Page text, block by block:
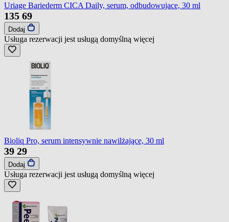
Uriage Bariederm CICA Daily, serum, odbudowujace, 30 ml
135 69
Dodaj
Usługa rezerwacji jest usługą domyślną więcej
Bioliq Pro, serum intensywnie nawilżające, 30 ml
39 29
Dodaj
Usługa rezerwacji jest usługą domyślną więcej